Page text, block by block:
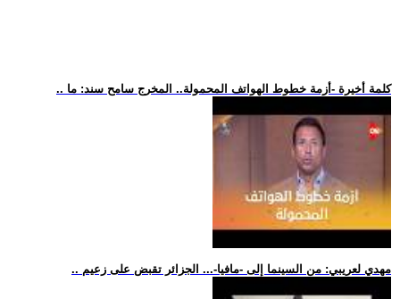
.. كلمة أخيرة -أزمة خطوط الهواتف المحمولة.. المخرج سامح سند: ما
.. مهدي لعريبي: من السينما إلى -مافيا-... الجزائر تقبض على زعيم